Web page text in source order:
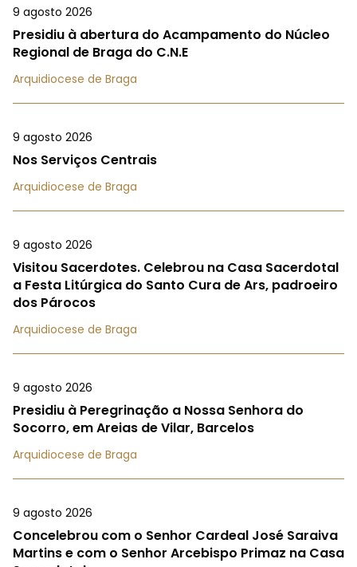
9 agosto 2026
Presidiu à abertura do Acampamento do Núcleo
Regional de Braga do C.N.E
Arquidiocese de Braga
9 agosto 2026
Nos Serviços Centrais
Arquidiocese de Braga
9 agosto 2026
Visitou Sacerdotes. Celebrou na Casa Sacerdotal
a Festa Litúrgica do Santo Cura de Ars, padroeiro
dos Párocos
Arquidiocese de Braga
9 agosto 2026
Presidiu à Peregrinação a Nossa Senhora do
Socorro, em Areias de Vilar, Barcelos
Arquidiocese de Braga
9 agosto 2026
Concelebrou com o Senhor Cardeal José Saraiva
Martins e com o Senhor Arcebispo Primaz na Casa